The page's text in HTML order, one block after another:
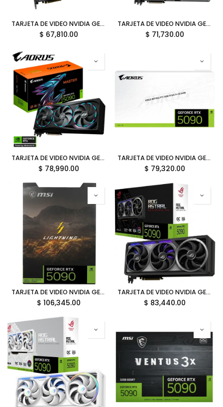
TARJETA DE VIDEO NVIDIA GEFORCE RTX5090 32GB GDDR7 ASUS TUF GAMING 90YV0LY1-M0AA00 12M DE GARANTIA
$ 67,810.00
TARJETA DE VIDEO NVIDIA GEFORCE RTX5090 32GB GDDR7 GIGABYTE AORUS BLANCA GV-N5090AORUSM ICE-32GD 12M DE GARANTIA
$ 71,730.00
TARJETA DE VIDEO NVIDIA GEFORCE RTX5090 32GB GDDR7 GIGABYTE AORUS GV-N5090AORUS M-32GD 12M DE GARANTIA
$ 78,990.00
TARJETA DE VIDEO NVIDIA GEFORCE RTX5090 32GB GDDR7 GIGABYTE AORUS STEALTH GV-N5090AORUSST ICE-32GD 12M DE GARANTIA
$ 79,320.00
TARJETA DE VIDEO NVIDIA GEFORCE RTX5090 32GB GDDR7 MSI RTX 5090 32G LIGHTNING Z 12M DE GARANTIA
$ 106,345.00
TARJETA DE VIDEO NVIDIA GEFORCE RTX5090 32GB OC GDDR7 ASUS ROG ASTRAL GAMING 90YV0LW0-M0AA00 12M DE GARANTIA
$ 83,440.00